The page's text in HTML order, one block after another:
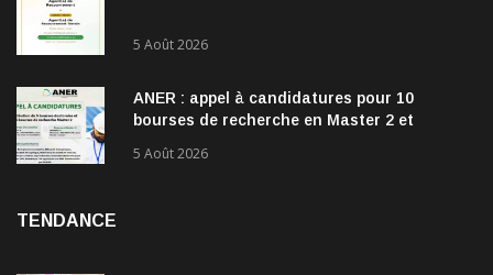
5 Août 2026
ANER : appel à candidatures pour 10
bourses de recherche en Master 2 et
5 Août 2026
TENDANCE